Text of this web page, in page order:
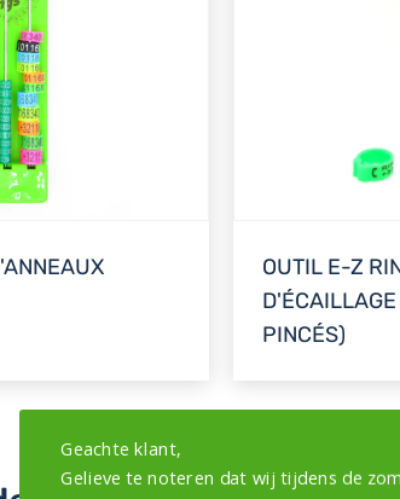
OUTIL E-Z
PINCÉS)
Geachte klant,
Gelieve te noteren dat wij tijdens de